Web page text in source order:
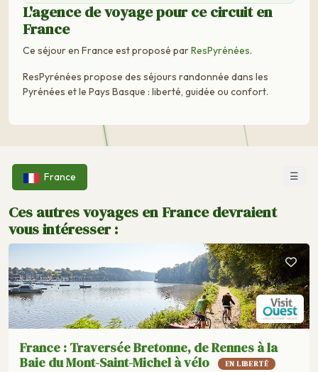
L'agence de voyage pour ce circuit en
France
Ce séjour en France est proposé parResPyrénées.
ResPyrénées propose des séjours randonnée dans les
Pyrénées et le Pays Basque : liberté, guidée ou confort.
France ☰
Ces autres voyages en France devraient
vous intéresser :
France : Traversée Bretonne, de Rennes à la
Baie du Mont-Saint-Michel à vélo
EN LIBERTÉ